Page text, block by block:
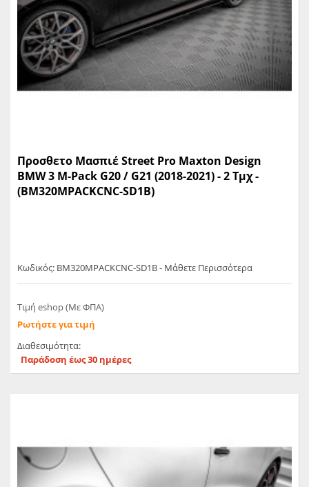
Προσθετο Μασπιέ Street Pro Maxton Design
BMW 3 M-Pack G20 / G21 (2018-2021) - 2 Τμχ -
(BM320MPACKCNC-SD1B)
Κωδικός: BM320MPACKCNC-SD1B - Μάθετε Περισσότερα
Τιμή eshop (Με ΦΠΑ)
Ρωτήστε για τιμή
Διαθεσιμότητα:
Παράδοση έως 30 ημέρες